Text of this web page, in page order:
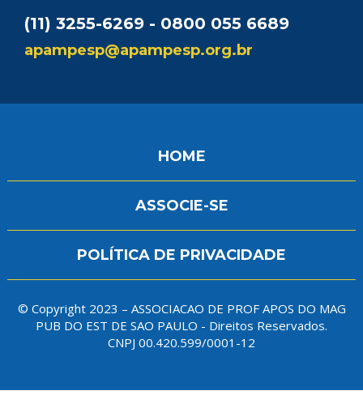
(11) 3255-6269 - 0800 055 6689
apampesp@apampesp.org.br
HOME
ASSOCIE-SE
POLÍTICA DE PRIVACIDADE
© Copyright 2023 – ASSOCIACAO DE PROF APOS DO MAG
PUB DO EST DE SAO PAULO - Direitos Reservados.
CNPJ 00.420.599/0001-12